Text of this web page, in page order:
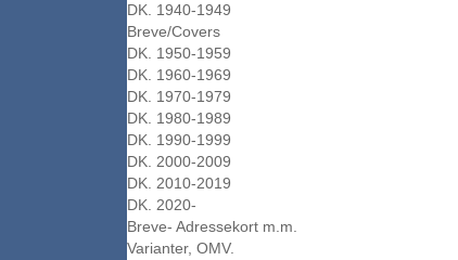
DK. 1940-1949
Breve/Covers
DK. 1950-1959
DK. 1960-1969
DK. 1970-1979
DK. 1980-1989
DK. 1990-1999
DK. 2000-2009
DK. 2010-2019
DK. 2020-
Breve- Adressekort m.m.
Varianter, OMV.